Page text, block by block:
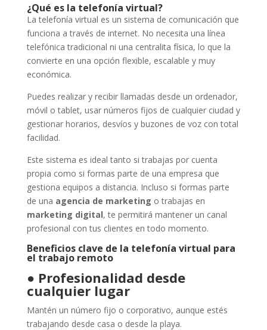
¿Qué es la telefonía virtual?
La telefonía virtual es un sistema de comunicación que
funciona a través de internet. No necesita una línea
telefónica tradicional ni una centralita física, lo que la
convierte en una opción flexible, escalable y muy
económica.
Puedes realizar y recibir llamadas desde un ordenador,
móvil o tablet, usar números fijos de cualquier ciudad y
gestionar horarios, desvíos y buzones de voz con total
facilidad.
Este sistema es ideal tanto si trabajas por cuenta
propia como si formas parte de una empresa que
gestiona equipos a distancia. Incluso si formas parte
de una agencia de marketing o trabajas en
marketing digital, te permitirá mantener un canal
profesional con tus clientes en todo momento.
Beneficios clave de la telefonía virtual para
el trabajo remoto
● Profesionalidad desde
cualquier lugar
Mantén un número fijo o corporativo, aunque estés
trabajando desde casa o desde la playa.